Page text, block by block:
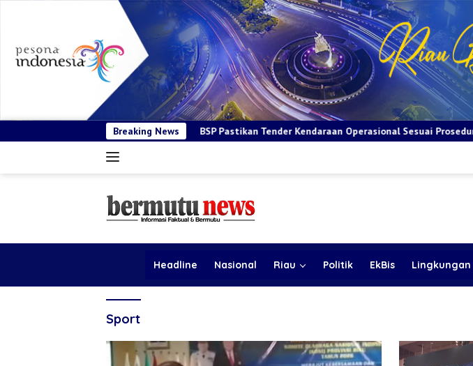
Breaking News
BSP Pastikan Tender Kendaraan Operasional Sesuai Prosedur dan Prinsip GCG
Headline Nasional Riau Politik EkBis Lingkungan
Sport